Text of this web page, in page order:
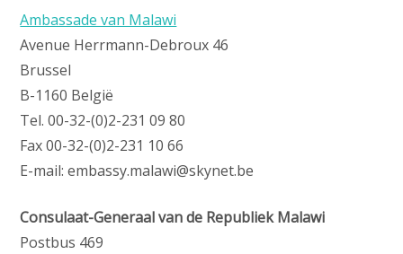
Ambassade van Malawi
Avenue Herrmann-Debroux 46
Brussel
B-1160 België
Tel. 00-32-(0)2-231 09 80
Fax 00-32-(0)2-231 10 66
E-mail: embassy.malawi@skynet.be
Consulaat-Generaal van de Republiek Malawi
Postbus 469